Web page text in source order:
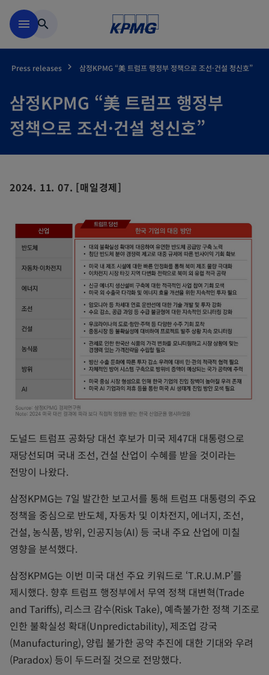
menu search
Press releases 삼정KPMG “美 트럼프 행정부 정책으로 조선·건설 청신호”
삼정KPMG “美 트럼프 행정부
정책으로 조선·건설 청신호”
2024. 11. 07. [매일경제]
도널드 트럼프 공화당 대선 후보가 미국 제47대 대통령으로
재당선되며 국내 조선, 건설 산업이 수혜를 받을 것이라는
전망이 나왔다.
삼정KPMG는 7일 발간한 보고서를 통해 트럼프 대통령의 주요
정책을 중심으로 반도체, 자동차 및 이차전지, 에너지, 조선,
건설, 농식품, 방위, 인공지능(AI) 등 국내 주요 산업에 미칠
영향을 분석했다.
삼정KPMG는 이번 미국 대선 주요 키워드로 ‘T.R.U.M.P’를
제시했다. 향후 트럼프 행정부에서 무역 정책 대변혁(Trade
and Tariffs), 리스크 감수(Risk Take), 예측불가한 정책 기조로
인한 불확실성 확대(Unpredictability), 제조업 강국
(Manufacturing), 양립 불가한 공약 추진에 대한 기대와 우려
(Paradox) 등이 두드러질 것으로 전망했다.